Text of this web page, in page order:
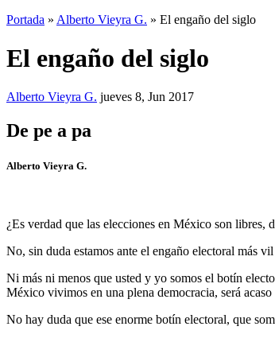
Portada » Alberto Vieyra G. » El engaño del siglo
El engaño del siglo
Alberto Vieyra G. jueves 8, Jun 2017
De pe a pa
Alberto Vieyra G.
¿Es verdad que las elecciones en México son libres,
No, sin duda estamos ante el engaño electoral más
Ni más ni menos que usted y yo somos el botín
México vivimos en una plena democracia, será
No hay duda que ese enorme botín electoral, que